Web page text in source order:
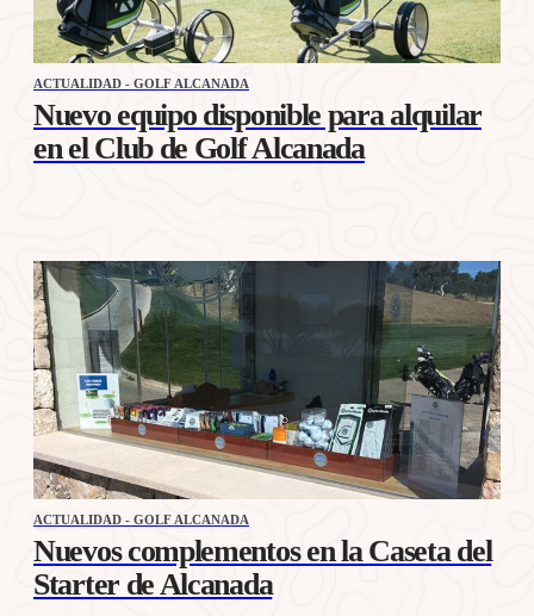
ACTUALIDAD - GOLF ALCANADA
Nuevo equipo disponible para alquilar
en el Club de Golf Alcanada
ACTUALIDAD - GOLF ALCANADA
Nuevos complementos en la Caseta del
Starter de Alcanada